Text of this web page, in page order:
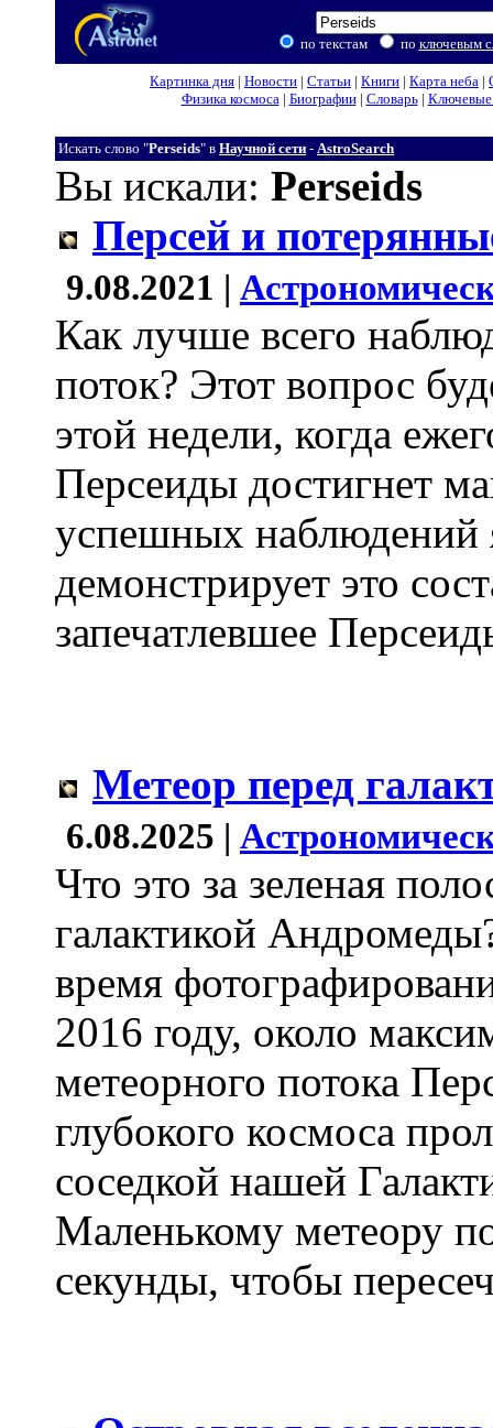
по текстам по ключевым
Картинка дня | Новости | Статьи | Книги | Карта неба |
Физика космоса| Биографии| Словарь| Ключевые
Искать слово "Perseids" в Научной сети - AstroSearch
Вы искали: Perseids
Персей и
9.08.2021 |
Как лучше всего
поток? Этот вопрос
этой недели, когда
Персеиды достигнет
успешных наблюдений
демонстрирует это
запечатлевшее
Метеор перед
6.08.2025 |
Что это за зеленая
галактикой
время
2016 году, около
метеорного потока
глубокого космоса
соседкой нашей
Маленькому метеору
секунды, чтобы